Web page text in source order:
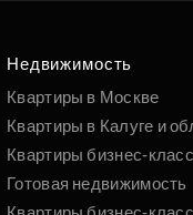
Недвижимость
Квартиры в Москве
Квартиры в Калуге и
Квартиры бизнес-
Готовая недвижимость